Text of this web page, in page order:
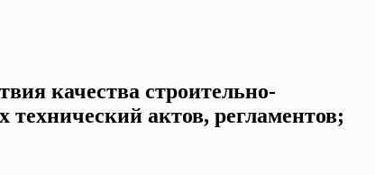
качества строительно-
актов, регламентов;